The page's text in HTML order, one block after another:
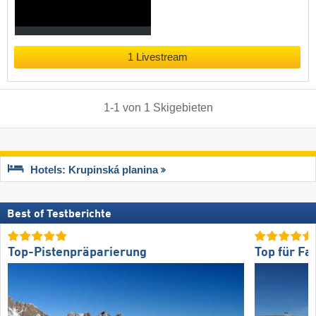
1 Livestream
1-1 von 1 Skigebieten
Hotels: Krupinská planina
Best of Testberichte
Top-Pistenpräparierung Top für